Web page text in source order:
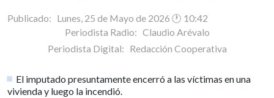
Publicado: Lunes, 25 de Mayo de 2026 🕐 10:42
Periodista Radio: Claudio Arévalo
Periodista Digital: Redacción Cooperativa
El imputado presuntamente encerró a las víctimas en una
vivienda y luego la incendió.